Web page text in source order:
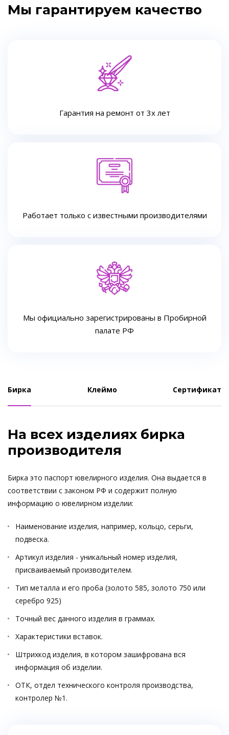
Мы гарантируем качество
Гарантия на ремонт от 3х лет
Работает только с известными производителями
Мы официально зарегистрированы в Пробирной
палате РФ
Бирка Клеймо Сертификат
На всех изделиях бирка
производителя
Бирка это паспорт ювелирного изделия. Она выдается в
соответствии с законом РФ и содержит полную
информацию о ювелирном изделии:
Наименование изделия, например, кольцо, серьги,
подвеска.
Артикул изделия - уникальный номер изделия,
присваиваемый производителем.
Тип металла и его проба (золото 585, золото 750 или
серебро 925)
Точный вес данного изделия в граммах.
Характеристики вставок.
Штрихкод изделия, в котором зашифрована вся
информация об изделии.
ОТК, отдел технического контроля производства,
контролер №1.